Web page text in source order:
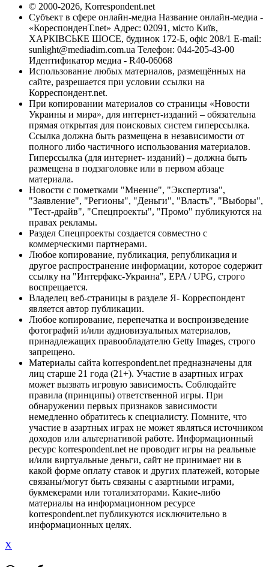
© 2000-2026, Korrespondent.net
Субъект в сфере онлайн-медиа Название онлайн-медиа -
«КореспонденТ.net» Адрес: 02091, місто Київ,
ХАРКІВСЬКЕ ШОСЕ, будинок 172-Б, офіс 208/1 E-mail:
sunlight@mediadim.com.ua Телефон: 044-205-43-00
Идентификатор медиа - R40-06068
Использование любых материалов, размещённых на
сайте, разрешается при условии ссылки на
Корреспондент.net.
При копировании материалов со страницы «Новости
Украины и мира», для интернет-изданий – обязательна
прямая открытая для поисковых систем гиперссылка.
Ссылка должна быть размещена в независимости от
полного либо частичного использования материалов.
Гиперссылка (для интернет- изданий) – должна быть
размещена в подзаголовке или в первом абзаце
материала.
Новости с пометками "Мнение", "Экспертиза",
"Заявление", "Регионы", "Деньги", "Власть", "Выборы",
"Тест-драйв", "Спецпроекты", "Промо" публикуются на
правах рекламы.
Раздел Спецпроекты создается совместно с
коммерческими партнерами.
Любое копирование, публикация, републикация и
другое распространение информации, которое содержит
ссылку на "Интерфакс-Украина", EPA / UPG, строго
воспрещается.
Владелец веб-страницы в разделе Я- Корреспондент
является автор публикации.
Любое копирование, перепечатка и воспроизведение
фотографий и/или аудиовизуальных материалов,
принадлежащих правообладателю Getty Images, строго
запрещено.
Материалы сайта korrespondent.net предназначены для
лиц старше 21 года (21+). Участие в азартных играх
может вызвать игровую зависимость. Соблюдайте
правила (принципы) ответственной игры. При
обнаружении первых признаков зависимости
немедленно обратитесь к специалисту. Помните, что
участие в азартных играх не может являться источником
доходов или альтернативой работе. Информационный
ресурс korrespondent.net не проводит игры на реальные
и/или виртуальные деньги, сайт не принимает ни в
какой форме оплату ставок и других платежей, которые
связаны/могут быть связаны с азартными играми,
букмекерами или тотализаторами. Какие-либо
материалы на информационном ресурсе
korrespondent.net публикуются исключительно в
информационных целях.
X